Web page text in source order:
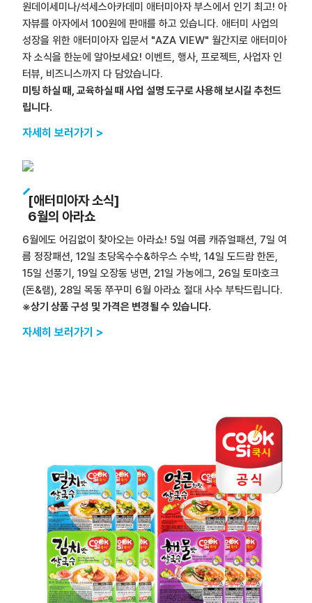
원데이세미나/석세스아카데미 애터미아자 부스에서 인기 최고! 아
자뷰를 아자에서 100원에 판매를 하고 있습니다. 애터미 사업의
성장을 위한 애터미아자 입문서 "AZA VIEW" 월간지로 애터미아
자 소식을 한눈에 알아보세요! 이벤트, 행사, 프로젝트, 사업자 인
터뷰, 비즈니스까지 다 담았습니다.
미팅 하실 때, 교육하실 때 사업 설명 도구로 사용해 보시길 추천드
립니다.
자세히 보러가기 >
[애터미아자 소식]
6월의 아라쇼
6월에도 어김없이 찾아오는 아라쇼! 5일 여름 캐쥬얼패션, 7일 여
름 정장패션, 12일 초당옥수수&하우스 수박, 14일 도드람 한돈,
15일 선풍기, 19일 오장동 냉면, 21일 가농에그, 26일 토마호크
(돈&램), 28일 목동 쭈꾸미 6월 아라쇼 절대 사수 부탁드립니다.
※상기 상품 구성 및 가격은 변경될 수 있습니다.
자세히 보러가기 >